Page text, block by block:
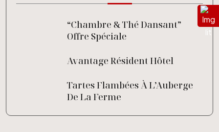
“Chambre & Thé Dansant”
Offre Spéciale
Avantage Résident Hôtel
Tartes Flambées À L’Auberge
De La Ferme